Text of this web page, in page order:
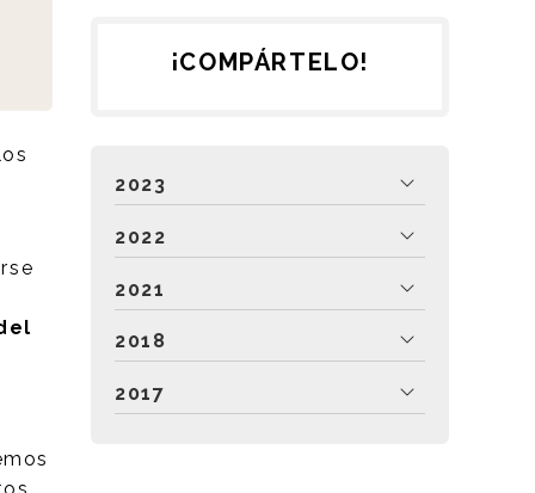
¡COMPÁRTELO!
2023
2022
2021
2018
2017